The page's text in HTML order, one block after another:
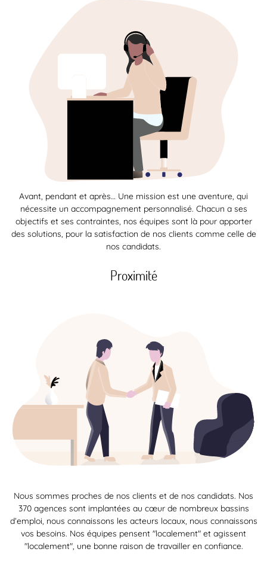
Avant, pendant et après… Une mission est une aventure, qui
nécessite un accompagnement personnalisé. Chacun a ses
objectifs et ses contraintes, nos équipes sont là pour apporter
des solutions, pour la satisfaction de nos clients comme celle de
nos candidats.
Proximité
Nous sommes proches de nos clients et de nos candidats. Nos
370 agences sont implantées au cœur de nombreux bassins
d’emploi, nous connaissons les acteurs locaux, nous connaissons
vos besoins. Nos équipes pensent "localement" et agissent
"localement", une bonne raison de travailler en confiance.